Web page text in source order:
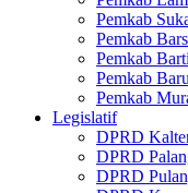
Pemkab
Pemkab
Pemkab
Pemkab
Pemkab
Legislatif
DPRD
DPRD
DPRD